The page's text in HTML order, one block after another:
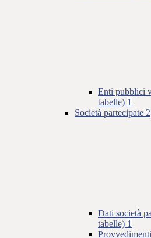
Enti pubblici
tabelle) 1
Società partecipate 2
Dati società
tabelle) 1
Provvedimenti